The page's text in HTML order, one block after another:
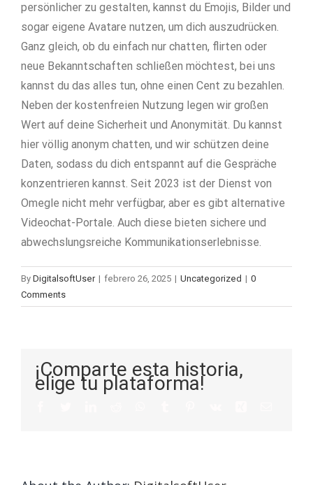
persönlicher zu gestalten, kannst du Emojis, Bilder und
sogar eigene Avatare nutzen, um dich auszudrücken.
Ganz gleich, ob du einfach nur chatten, flirten oder
neue Bekanntschaften schließen möchtest, bei uns
kannst du das alles tun, ohne einen Cent zu bezahlen.
Neben der kostenfreien Nutzung legen wir großen
Wert auf deine Sicherheit und Anonymität. Du kannst
hier völlig anonym chatten, und wir schützen deine
Daten, sodass du dich entspannt auf die Gespräche
konzentrieren kannst. Seit 2023 ist der Dienst von
Omegle nicht mehr verfügbar, aber es gibt alternative
Videochat-Portale. Auch diese bieten sichere und
abwechslungsreiche Kommunikationserlebnisse.
By DigitalsoftUser | febrero 26, 2025 | Uncategorized | 0
Comments
¡Comparte esta historia,
elige tu plataforma!